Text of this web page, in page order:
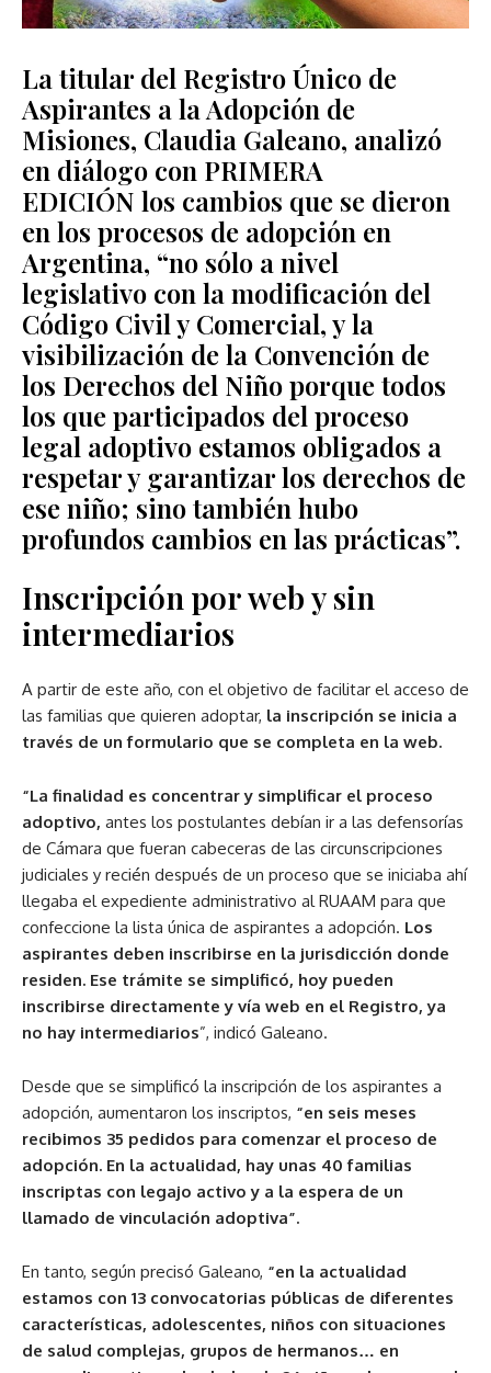
La titular del Registro Único de
Aspirantes a la Adopción de
Misiones, Claudia Galeano, analizó
en diálogo con PRIMERA
EDICIÓN los cambios que se dieron
en los procesos de adopción en
Argentina, “no sólo a nivel
legislativo con la modificación del
Código Civil y Comercial, y la
visibilización de la Convención de
los Derechos del Niño porque todos
los que participados del proceso
legal adoptivo estamos obligados a
respetar y garantizar los derechos de
ese niño; sino también hubo
profundos cambios en las prácticas”.
Inscripción por web y sin
intermediarios
A partir de este año, con el objetivo de facilitar el acceso de
las familias que quieren adoptar, la inscripción se inicia a
través de un formulario que se completa en la web.
“La finalidad es concentrar y simplificar el proceso
adoptivo, antes los postulantes debían ir a las defensorías
de Cámara que fueran cabeceras de las circunscripciones
judiciales y recién después de un proceso que se iniciaba ahí
llegaba el expediente administrativo al RUAAM para que
confeccione la lista única de aspirantes a adopción. Los
aspirantes deben inscribirse en la jurisdicción donde
residen. Ese trámite se simplificó, hoy pueden
inscribirse directamente y vía web en el Registro, ya
no hay intermediarios”, indicó Galeano.
Desde que se simplificó la inscripción de los aspirantes a
adopción, aumentaron los inscriptos, “en seis meses
recibimos 35 pedidos para comenzar el proceso de
adopción. En la actualidad, hay unas 40 familias
inscriptas con legajo activo y a la espera de un
llamado de vinculación adoptiva”.
En tanto, según precisó Galeano, “en la actualidad
estamos con 13 convocatorias públicas de diferentes
características, adolescentes, niños con situaciones
de salud complejas, grupos de hermanos… en